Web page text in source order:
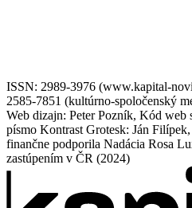
ISSN: 2989-3976 (www.kapital-
2585-7851 (kultúrno-spoločenský
Web dizajn: Peter Pozník, Kód web
písmo Kontrast Grotesk: Ján
finančne podporila Nadácia Rosa
zastúpením v ČR (2024)